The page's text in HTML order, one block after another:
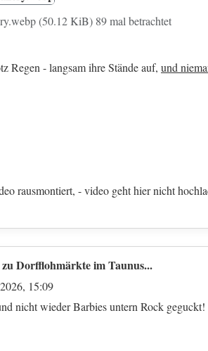
(50.12 KiB) 89 mal betrachtet
Regen - langsam ihre Stände auf, und
rausmontiert, - video geht hier nicht
Dorfflohmärkte im Taunus...
15:09
nicht wieder Barbies untern Rock geguckt!